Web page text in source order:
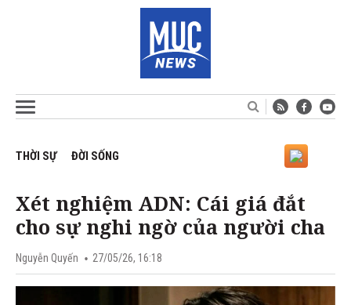
THỜI SỰ ĐỜI SỐNG
Xét nghiệm ADN: Cái giá đắt
cho sự nghi ngờ của người cha
Nguyễn Quyến 27/05/26, 16:18